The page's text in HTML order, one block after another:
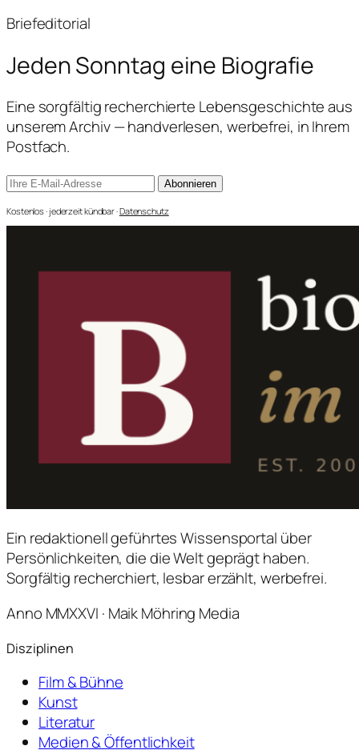
Briefeditorial
Jeden Sonntag eine Biografie
Eine sorgfältig recherchierte Lebensgeschichte aus
unserem Archiv — handverlesen, werbefrei, in Ihrem
Postfach.
Abonnieren
Kostenlos · jederzeit kündbar ·Datenschutz
Ein redaktionell geführtes Wissensportal über
Persönlichkeiten, die die Welt geprägt haben.
Sorgfältig recherchiert, lesbar erzählt, werbefrei.
Anno MMXXVI · Maik Möhring Media
Disziplinen
Film & Bühne
Kunst
Literatur
Medien & Öffentlichkeit